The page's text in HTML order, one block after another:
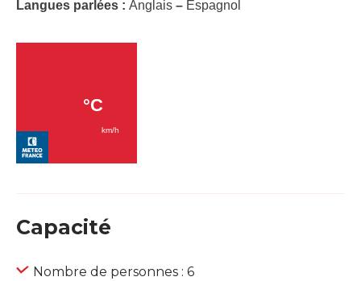
Langues parlées : Anglais – Espagnol
Capacité
Nombre de personnes : 6